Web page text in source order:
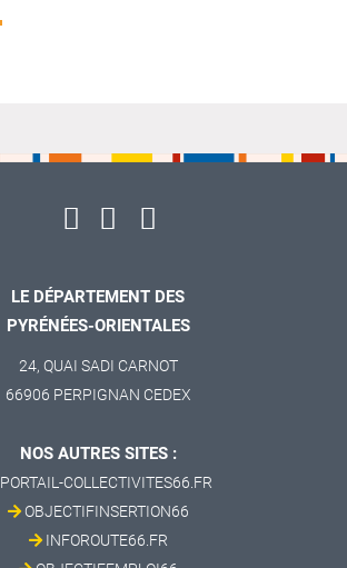
LE DÉPARTEMENT DES
PYRÉNÉES-ORIENTALES
24, QUAI SADI CARNOT
66906 PERPIGNAN CEDEX
NOS AUTRES SITES :
PORTAIL-COLLECTIVITES66.FR
OBJECTIFINSERTION66
INFOROUTE66.FR